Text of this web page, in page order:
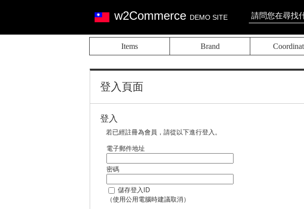
w2Commerce DEMO SITE
Items Brand
登入頁面
登入
若已經註冊為會員，請從以下進行登入。
電子郵件地址
密碼
儲存登入ID
（使用公用電腦時建議取消）